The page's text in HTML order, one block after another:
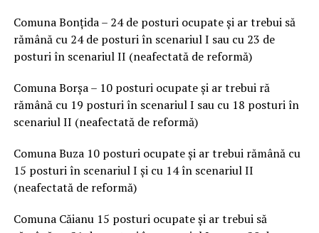
Comuna Bonțida – 24 de posturi ocupate și ar trebui să
rămână cu 24 de posturi în scenariul I sau cu 23 de
posturi în scenariul II (neafectată de reformă)
Comuna Borșa – 10 posturi ocupate și ar trebui ră
rămână cu 19 posturi în scenariul I sau cu 18 posturi în
scenariul II (neafectată de reformă)
Comuna Buza 10 posturi ocupate și ar trebui rămână cu
15 posturi în scenariul I și cu 14 în scenariul II
(neafectată de reformă)
Comuna Căianu 15 posturi ocupate și ar trebui să